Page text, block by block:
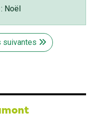
: Noël
suivantes